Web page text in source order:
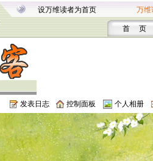
设万维读者为首页 万维
首 页
发表日志 控制面板 个人相册